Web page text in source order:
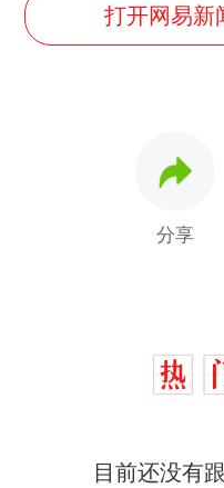
打开网易新
分享
目前还没有
热
因老